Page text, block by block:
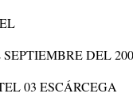
DEL
03 ESCÁRCEGA